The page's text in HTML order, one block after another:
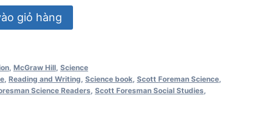
giỏ hàng
, McGraw Hill, Science
, Reading and Writing Science book, Scott Foreman Science,
Science Readers Scott Foresman Social Studies